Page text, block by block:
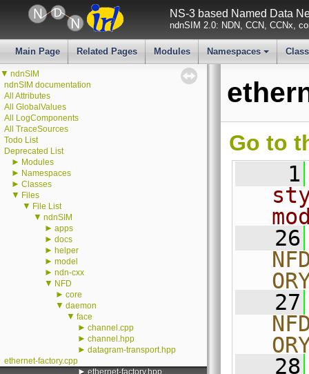
NS-3 based Named Data
ndnSIM 2.0: NDN, CCN, CCNx,
Main Page Related Pages Modules
+
Namespaces
▼ ndnSIM
ndnSIM documentation
All Attributes
All GlobalValues
All LogComponents
All TraceSources
Todo List
Deprecated List
► Modules
► Namespaces
► Classes
▼ Files
▼ File List
▼ ndnSIM
► apps
► docs
► helper
► model
► ndn-cxx
▼ NFD
► core
▼ daemon
▼ face
► channel.cpp
► channel.hpp
► datagram-transport.hpp
ethernet-factory.cpp
► ethernet-factory.hpp
Go to
    1
   26
   27
   28